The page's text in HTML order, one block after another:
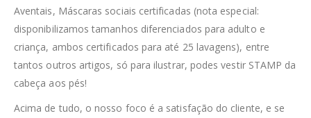
Aventais, Máscaras sociais certificadas (nota especial:
disponibilizamos tamanhos diferenciados para adulto e
criança, ambos certificados para até 25 lavagens), entre
tantos outros artigos, só para ilustrar, podes vestir STAMP da
cabeça aos pés!
Acima de tudo, o nosso foco é a satisfação do cliente, e se